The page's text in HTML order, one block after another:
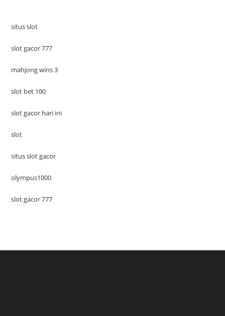
situs slot
slot gacor 777
mahjong wins 3
slot bet 100
slot gacor hari ini
slot
situs slot gacor
olympus1000
slot gacor 777